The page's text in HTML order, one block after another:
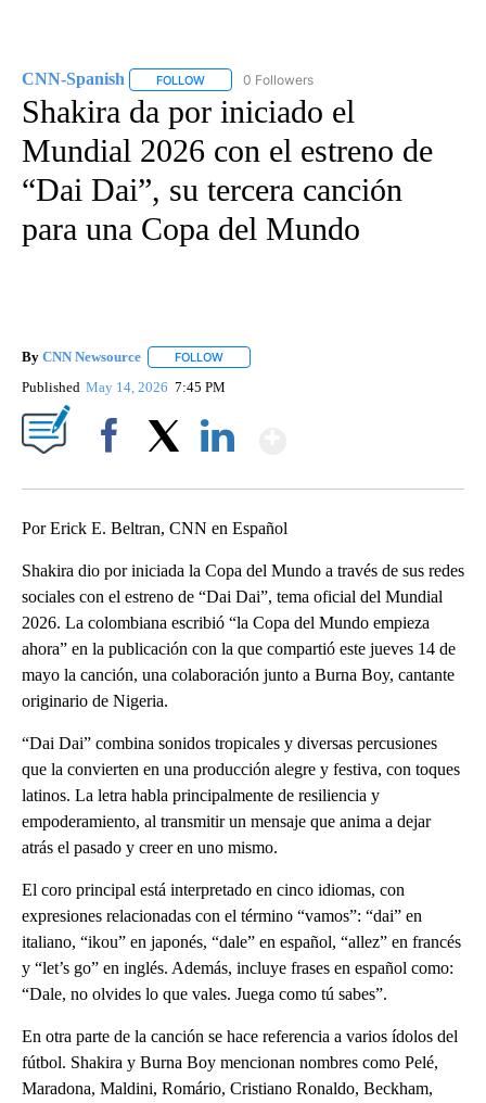
CNN-Spanish FOLLOW FOLLOW "CNN-SPANISH" TO RECEIVE
0 Followers
Shakira da por iniciado el
Mundial 2026 con el estreno de
“Dai Dai”, su tercera canción
para una Copa del Mundo
By CNN Newsource FOLLOW
Published May 14, 2026 7:45 PM
Por Erick E. Beltran, CNN en Español
Shakira dio por iniciada la Copa del Mundo a través de sus redes
sociales con el estreno de “Dai Dai”, tema oficial del Mundial
2026. La colombiana escribió “la Copa del Mundo empieza
ahora” en la publicación con la que compartió este jueves 14 de
mayo la canción, una colaboración junto a Burna Boy, cantante
originario de Nigeria.
“Dai Dai” combina sonidos tropicales y diversas percusiones
que la convierten en una producción alegre y festiva, con toques
latinos. La letra habla principalmente de resiliencia y
empoderamiento, al transmitir un mensaje que anima a dejar
atrás el pasado y creer en uno mismo.
El coro principal está interpretado en cinco idiomas, con
expresiones relacionadas con el término “vamos”: “dai” en
italiano, “ikou” en japonés, “dale” en español, “allez” en francés
y “let’s go” en inglés. Además, incluye frases en español como:
“Dale, no olvides lo que vales. Juega como tú sabes”.
En otra parte de la canción se hace referencia a varios ídolos del
fútbol. Shakira y Burna Boy mencionan nombres como Pelé,
Maradona, Maldini, Romário, Cristiano Ronaldo, Beckham,